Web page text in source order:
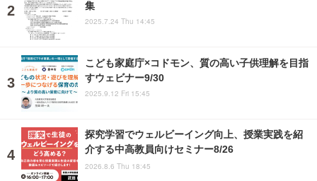
集
2025.7.24 Thu 14:45
こども家庭庁×コドモン、質の高い子供理解を目指
すウェビナー9/30
2025.9.12 Fri 15:45
探究学習でウェルビーイング向上、授業実践を紹
介する中高教員向けセミナー8/26
2026.8.6 Thu 18:45